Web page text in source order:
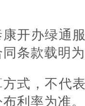
开办绿通
条款载明
式，不代
利率为准。